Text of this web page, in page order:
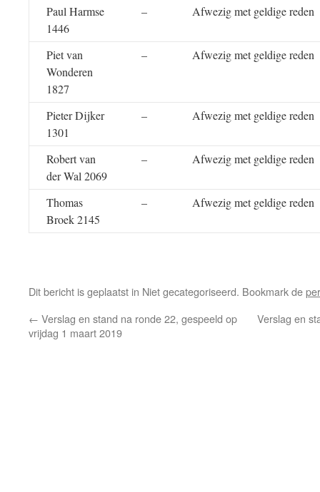
Paul Harmse
1446
– Afwezig met geldige reden
Piet van
Wonderen
1827
– Afwezig met geldige reden
Pieter Dijker
1301
– Afwezig met geldige reden
Robert van
der Wal 2069
– Afwezig met geldige reden
Thomas
Broek 2145
– Afwezig met geldige reden
Dit bericht is geplaatst in Niet gecategoriseerd. Bookmark de
← Verslag en stand na ronde 22, gespeeld op
vrijdag 1 maart 2019
Verslag en